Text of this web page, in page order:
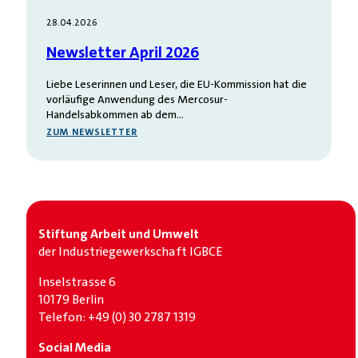
28.04.2026
Newsletter April 2026
Liebe Leserinnen und Leser, die EU-Kommission hat die
vorläufige Anwendung des Mercosur-
Handelsabkommen ab dem…
ZUM NEWSLETTER
Stiftung Arbeit und Umwelt
der Industrie­gewerkschaft IGBCE
Inselstrasse 6
10179 Berlin
Telefon: +49 (0) 30 2787 1319
Social Media